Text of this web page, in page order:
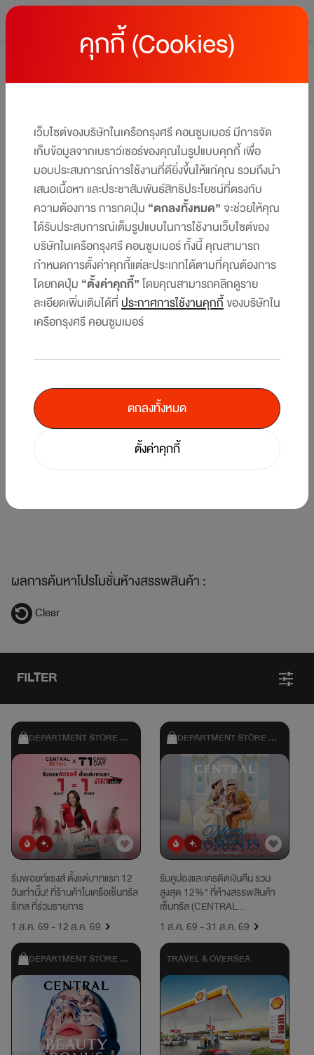
ให้คุณได้รับสิทธิประโยชน์และโปรโมชันมากมาย ครบทุกไลฟ์สไตล์
ได้ในบัตรเดียว​​
6/7
แบ่งจ่าย 0% นาน 10 เดือน* ที่ แผนก Beauty ห้างสรรพสินค้าโรบินสัน (รวม
ผลการค้นหาโปรโมชั่นห้างสรรพสินค้า :
Clear
FILTER
DEPARTMENT STORE &
SHOPPING
ยอดนิยมมาใหม่
รับพอยท์แรงส์ ตั้งแต่บาทแรก 12
วันเท่านั้น! ที่ร้านค้าในเครือเซ็นทรัล
รีเทล ที่ร่วมรายการ
1 ส.ค. 69 - 12 ส.ค. 69
DEPARTMENT STORE &
SHOPPING
ยอดนิยมมาใหม่
รับคูปองและเครดิตเงินคืน รวม
สูงสุด 12%* ที่ห้างสรรพสินค้า
เซ็นทรัล (CENTRAL
DEPARTMENT STORE), CHAT
& SHOP
1 ส.ค. 69 - 31 ส.ค. 69
DEPARTMENT STORE &
SHOPPING
TRAVEL & OVERSEA
คุกกี้ (Cookies)
เว็บไซต์ของบริษัทในเครือกรุงศรี คอนซูมเมอร์ มีการจัด
เก็บข้อมูลจากเบราว์เซอร์ของคุณในรูปแบบคุกกี้ เพื่อ
มอบประสบการณ์การใช้งานที่ดียิ่งขึ้นให้แก่คุณ รวมถึงนำ
เสนอเนื้อหา และประชาสัมพันธ์สิทธิประโยชน์ที่ตรงกับ
ความต้องการ การกดปุ่ม “ตกลงทั้งหมด”จะช่วยให้คุณ
ได้รับประสบการณ์เต็มรูปแบบในการใช้งานเว็บไซต์ของ
บริษัทในเครือกรุงศรี คอนซูมเมอร์ ทั้งนี้ คุณสามารถ
กำหนดการตั้งค่าคุกกี้แต่ละประเภทได้ตามที่คุณต้องการ
โดยกดปุ่ม “ตั้งค่าคุกกี้”โดยคุณสามารถคลิกดูราย
ละเอียดเพิ่มเติมได้ที่ ประกาศการใช้งานคุกกี้ของบริษัทใน
เครือกรุงศรี คอนซูมเมอร์
ตั้งค่าคุกกี้
ตกลงทั้งหมด